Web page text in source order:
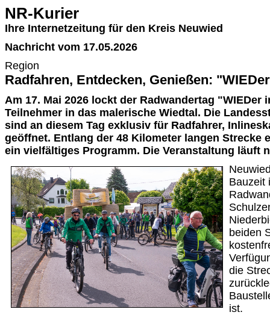
NR-Kurier
Ihre Internetzeitung für den Kreis Neuwied
Nachricht vom 17.05.2026
Region
Radfahren, Entdecken, Genießen:
Am 17. Mai 2026 lockt der Radwandertag "WIEDer
Teilnehmer in das malerische Wiedtal. Die
sind an diesem Tag exklusiv für Radfahrer,
geöffnet. Entlang der 48 Kilometer langen Strecke
ein vielfältiges Programm. Die Veranstaltung läuft
Bauzeit
beiden
die
ist.